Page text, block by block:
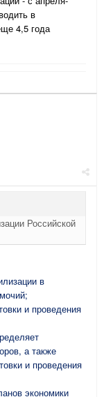
в
4,5 года
Российской
в
и проведения
а также
и проведения
экономики